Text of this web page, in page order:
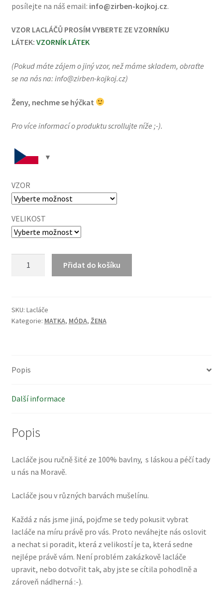
posílejte na náš email: info@zirben-kojkoj.cz.
VZOR LACLÁČŮ PROSÍM VYBERTE ZE VZORNÍKU
LÁTEK: VZORNÍK LÁTEK
(Pokud máte zájem o jiný vzor, než máme skladem, obraťte
se na nás na: info@zirben-kojkoj.cz)
Ženy, nechme se hýčkat
Pro více informací o produktu scrollujte níže ;-).
VZOR
VELIKOST
Přidat do košíku
SKU: Lacláče
Kategorie: MATKA, MÓDA, ŽENA
Popis
Další informace
Popis
Lacláče jsou ručně šité ze 100% bavlny, s láskou a péčí tady
u nás na Moravě.
Lacláče jsou v různých barvách mušelínu.
Každá z nás jsme jiná, pojďme se tedy pokusit vybrat
lacláče na míru právě pro vás. Proto neváhejte nás oslovit
a nechat si poradit, která z velikostí je ta, která sedne
nejlépe právě vám. Není problém zakázkově lacláče
upravit, nebo dotvořit tak, aby jste se cítila pohodlně a
zároveň nádherná :-).